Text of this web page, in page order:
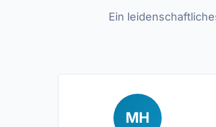
Ein
MH